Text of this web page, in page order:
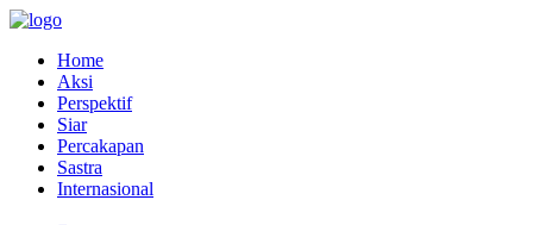
Home
Aksi
Perspektif
Siar
Percakapan
Sastra
Internasional